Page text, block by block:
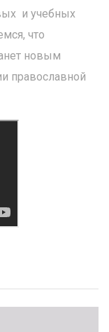
и учебных
что
новым
православной